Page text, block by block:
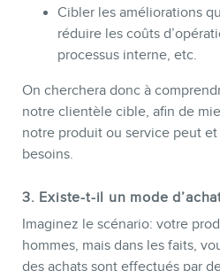
Cibler les améliorations
réduire les coûts
processus interne, etc.
On cherchera donc à
notre clientèle cible, afin de
notre produit ou service peut
besoins.
3. Existe-t-il un mode
Imaginez le scénario: votre
hommes, mais dans les faits,
des achats sont effectués par